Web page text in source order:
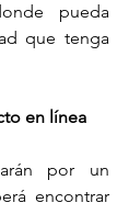
pueda
que tenga
en línea
por un
encontrar